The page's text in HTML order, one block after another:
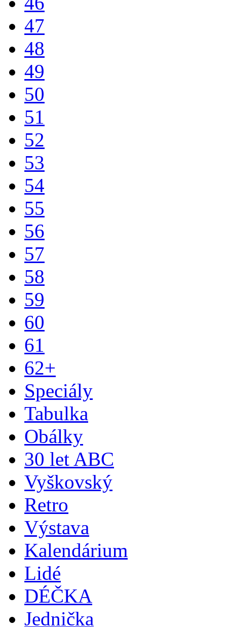
47
48
49
50
51
52
53
54
55
56
57
58
59
60
61
62+
Speciály
Tabulka
Obálky
30 let ABC
Vyškovský
Retro
Výstava
Kalendárium
Lidé
DÉČKA
Jednička